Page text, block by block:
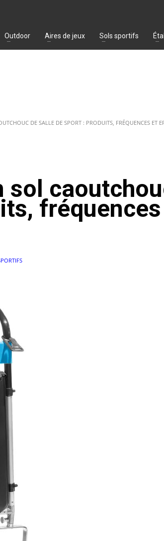
Outdoor Aires de jeux Sols sportifs
DE SALLE DE SPORT : PRODUITS, FRÉQUENCES ET
sol